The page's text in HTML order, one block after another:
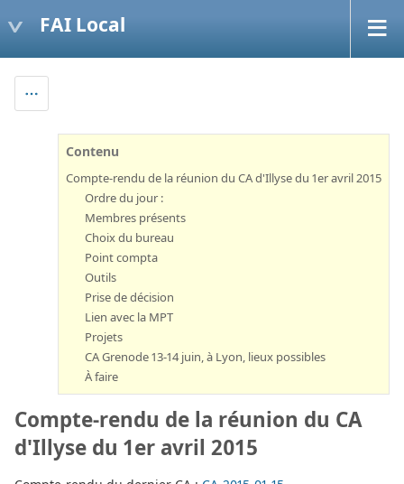
FAI Local
Contenu
Compte-rendu de la réunion du CA d'Illyse du 1er avril 2015
Ordre du jour :
Membres présents
Choix du bureau
Point compta
Outils
Prise de décision
Lien avec la MPT
Projets
CA Grenode 13-14 juin, à Lyon, lieux possibles
À faire
Compte-rendu de la réunion du CA
d'Illyse du 1er avril 2015